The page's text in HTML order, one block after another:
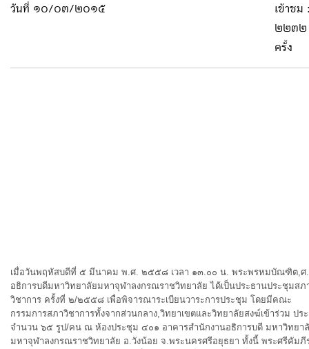
วันที่ ๑๐/๐๓/๒๐๑๕
เข้าชม
๒๒๓๒
ครั้ง
เมื่อวันพฤหัสบดีที่ ๕ มีนาคม พ.ศ. ๒๕๕๘ เวลา ๑๓.๐๐ น. พระพรหมบัณฑิต,ศ
อธิการบดีมหาวิทยาลัยมหาจุฬาลงกรณราชวิทยาลัย ได้เป็นประธานประชุมสภ
วิชาการ ครั้งที่ ๒/๒๕๕๘ เพื่อพิจารณาระเบียนวาระการประชุม โดยมีคณะ
กรรมการสภาวิชาการทั้งจากส่วนกลาง,วิทยาเขตและวิทยาลัยสงฆ์เข้าร่วม ปร
จำนวน ๖๕ รูป/คน ณ ห้องประชุม ๔๐๑ อาคารสำนักงานอธิการบดี มหาวิทยา
มหาจุฬาลงกรณราชวิทยาลัย อ.วังน้อย จ.พระนครศรีอยุธยา ทั้งนี้ พระศรีคัมภี